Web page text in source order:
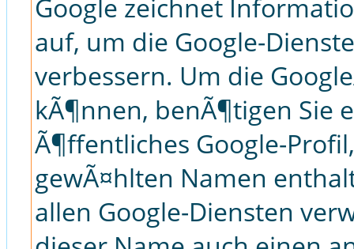
Google zeichnet
auf, um die Google-
verbessern. Um die
kÃ¶nnen, benÃ¶tigen Sie
Ã¶ffentliches Google-
gewÃ¤hlten Namen
allen Google-Diensten